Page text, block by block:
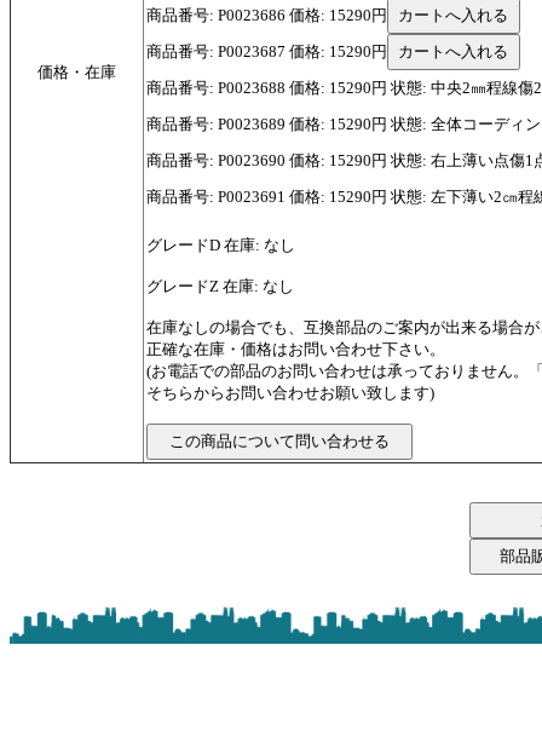
価格・在庫
商品番号: P0023686 価格: 15290円
商品番号: P0023687 価格: 15290円
商品番号: P0023688 価格: 15290円 状態: 中央2㎜程線傷
商品番号: P0023689 価格: 15290円 状態: 全体コーディ
商品番号: P0023690 価格: 15290円 状態: 右上薄い点傷1
商品番号: P0023691 価格: 15290円 状態: 左下薄い2㎝程
グレードD 在庫: なし
グレードZ 在庫: なし
在庫なしの場合でも、互換部品のご案内が出来る場合
正確な在庫・価格はお問い合わせ下さい。
(お電話での部品のお問い合わせは承っておりません。
そちらからお問い合わせお願い致します)